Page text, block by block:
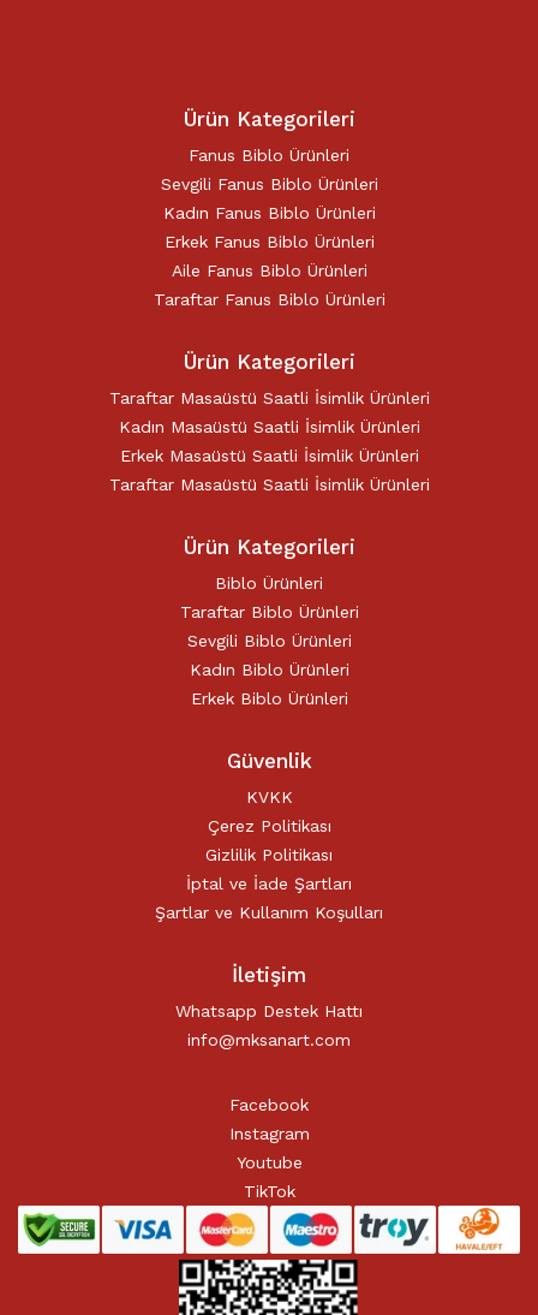
Ürün Kategorileri
Fanus Biblo Ürünleri
Sevgili Fanus Biblo Ürünleri
Kadın Fanus Biblo Ürünleri
Erkek Fanus Biblo Ürünleri
Aile Fanus Biblo Ürünleri
Taraftar Fanus Biblo Ürünleri
Ürün Kategorileri
Taraftar Masaüstü Saatli İsimlik Ürünleri
Kadın Masaüstü Saatli İsimlik Ürünleri
Erkek Masaüstü Saatli İsimlik Ürünleri
Taraftar Masaüstü Saatli İsimlik Ürünleri
Ürün Kategorileri
Biblo Ürünleri
Taraftar Biblo Ürünleri
Sevgili Biblo Ürünleri
Kadın Biblo Ürünleri
Erkek Biblo Ürünleri
Güvenlik
KVKK
Çerez Politikası
Gizlilik Politikası
İptal ve İade Şartları
Şartlar ve Kullanım Koşulları
İletişim
Whatsapp Destek Hattı
info@mksanart.com
Facebook
Instagram
Youtube
TikTok